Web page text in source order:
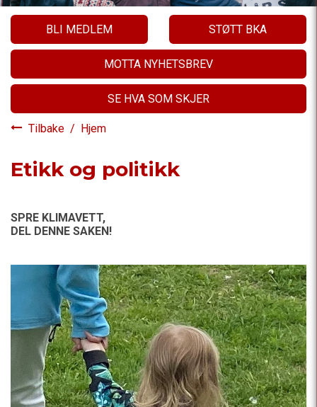
BLI MEDLEM STØTT BKA
MOTTA NYHETSBREV
SE HVA SOM SKJER
Tilbake / Hjem
Etikk og politikk
SPRE KLIMAVETT,
DEL DENNE SAKEN!